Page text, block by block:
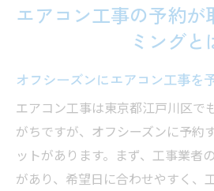
エアコン工事の予約が
ミングと
オフシーズンにエアコン工事を
エアコン工事は東京都江戸川区で
がちですが、オフシーズンに予約
ットがあります。まず、工事業者
があり、希望日に合わせやすく、